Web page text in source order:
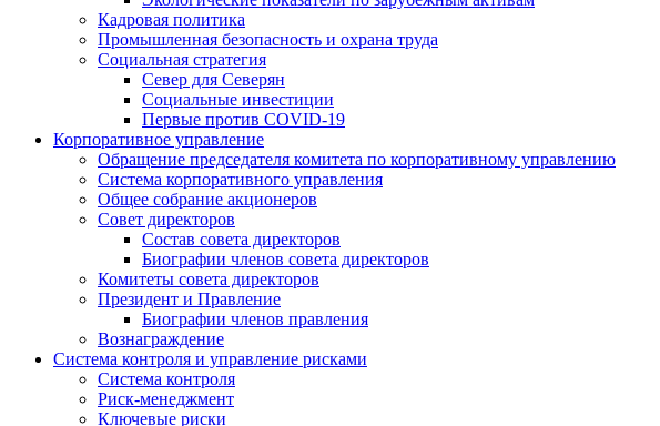
Кадровая политика
Промышленная безопасность и охрана труда
Социальная стратегия
Север для Северян
Социальные инвестиции
Первые против COVID‑19
Корпоративное управление
Обращение председателя комитета по корпоративному управлению
Система корпоративного управления
Общее собрание акционеров
Совет директоров
Состав совета директоров
Биографии членов совета директоров
Комитеты совета директоров
Президент и Правление
Биографии членов правления
Вознаграждение
Система контроля и управление рисками
Система контроля
Риск-менеджмент
Ключевые риски